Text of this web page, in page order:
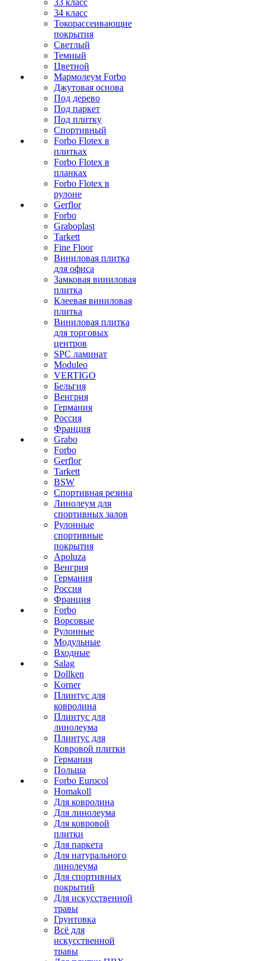
33 класс
34 класс
Токорассеивающие
покрытия
Светлый
Темный
Цветной
Мармолеум Forbo
Джутовая основа
Под дерево
Под паркет
Под плитку
Спортивный
Forbo Flotex в
плитках
Forbo Flotex в
планках
Forbo Flotex в
рулоне
Gerflor
Forbo
Graboplast
Tarkett
Fine Floor
Виниловая плитка
для офиса
Замковая виниловая
плитка
Клеевая виниловая
плитка
Виниловая плитка
для торговых
центров
SPC ламинат
Moduleo
VERTIGO
Бельгия
Венгрия
Германия
Россия
Франция
Grabo
Forbo
Gerflor
Tarkett
BSW
Спортивная резина
Линолеум для
спортивных залов
Рулонные
спортивные
покрытия
Apoluza
Венгрия
Германия
Россия
Франция
Forbo
Ворсовые
Рулонные
Модульные
Входные
Salag
Dollken
Korner
Плинтус для
ковролина
Плинтус для
линолеума
Плинтус для
Ковровой плитки
Германия
Польша
Forbo Eurocol
Homakoll
Для ковролина
Для линолеума
Для ковровой
плитки
Для паркета
Для натурального
линолеума
Для спортивных
покрытий
Для искусственной
травы
Грунтовка
Всё для
искусственной
травы